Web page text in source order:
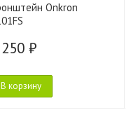
Onkron
₽
В корзину